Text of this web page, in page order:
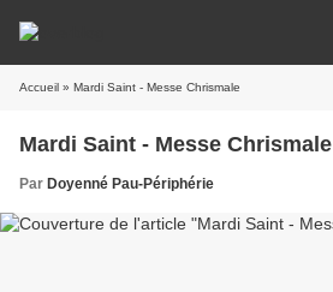
Accueil » Mardi Saint - Messe Chrismale
Mardi Saint - Messe Chrismale
Par Doyenné Pau-Périphérie